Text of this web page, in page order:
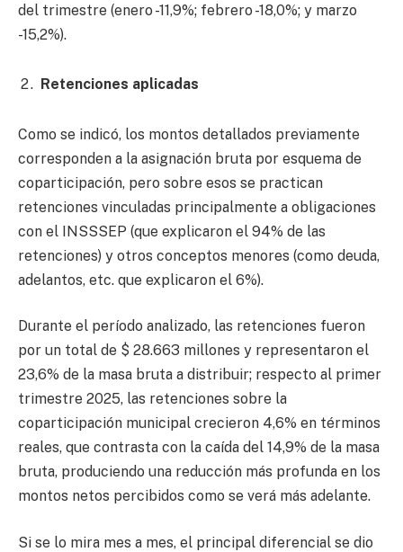
del trimestre (enero -11,9%; febrero -18,0%; y marzo
-15,2%).
Retenciones aplicadas
Como se indicó, los montos detallados previamente
corresponden a la asignación bruta por esquema de
coparticipación, pero sobre esos se practican
retenciones vinculadas principalmente a obligaciones
con el INSSSEP (que explicaron el 94% de las
retenciones) y otros conceptos menores (como deuda,
adelantos, etc. que explicaron el 6%).
Durante el período analizado, las retenciones fueron
por un total de $ 28.663 millones y representaron el
23,6% de la masa bruta a distribuir; respecto al primer
trimestre 2025, las retenciones sobre la
coparticipación municipal crecieron 4,6% en términos
reales, que contrasta con la caída del 14,9% de la masa
bruta, produciendo una reducción más profunda en los
montos netos percibidos como se verá más adelante.
Si se lo mira mes a mes, el principal diferencial se dio